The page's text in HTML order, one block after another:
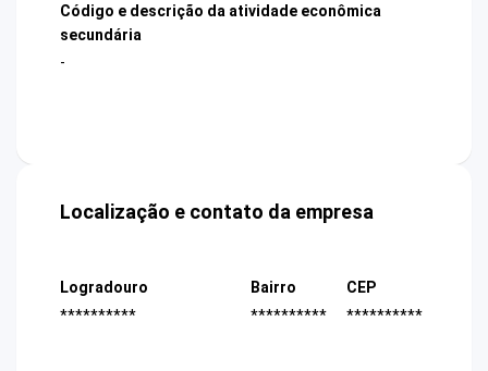
Código e descrição da atividade econômica
secundária
-
Localização e contato da empresa
Logradouro
**********
Bairro
**********
CEP
**********